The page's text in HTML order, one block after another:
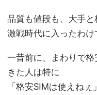
品質も値段も、大手
激戦時代に入ったわけ
一昔前に、まわりで
きた人は特に
「格安SIMは使えねぇ」